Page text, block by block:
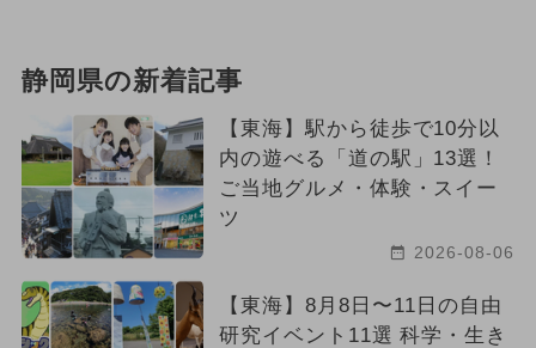
静岡県の新着記事
【東海】駅から徒歩で10分以
内の遊べる「道の駅」13選！
ご当地グルメ・体験・スイー
ツ
2026-08-06
【東海】8月8日〜11日の自由
研究イベント11選 科学・生き